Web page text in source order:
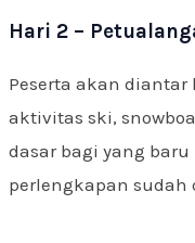
Hari 2 –
Peserta akan
aktivitas ski,
dasar bagi yang
perlengkapan